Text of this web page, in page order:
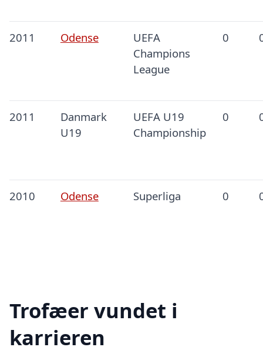
2011 Odense
UEFA
Champions
League
0
2011
Danmark
U19
UEFA U19
Championship
0
2010 Odense Superliga 0
Trofæer vundet i
karrieren